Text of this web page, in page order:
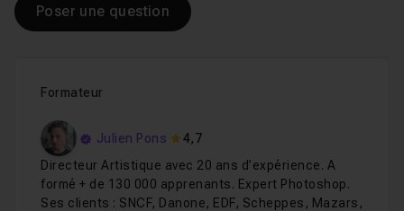
Formateur
Julien Pons
4,7
Directeur Artistique avec 20 ans d’expérience. A
formé + de 130 000 apprenants. Expert Photoshop.
Ses clients : SNCF, Danone, EDF, Scheppes, Mazars,
Poser une question